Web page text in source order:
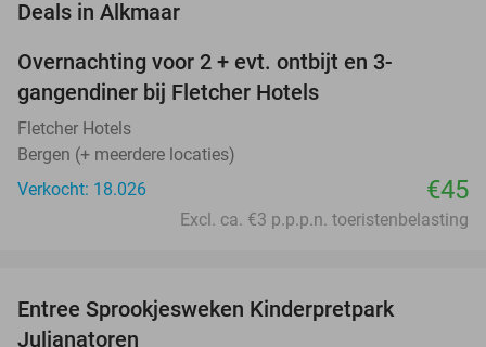
Deals in Alkmaar
Overnachting voor 2 + evt. ontbijt en 3-
gangendiner bij Fletcher Hotels
Fletcher Hotels
Bergen (+ meerdere locaties)
Verkocht: 18.026
€45
Excl. ca. €3 p.p.p.n. toeristenbelasting
Entree Sprookjesweken Kinderpretpark
Julianatoren